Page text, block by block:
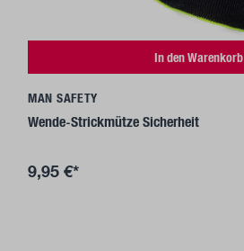
In den Warenkorb
MAN SAFETY
Wende-Strickmütze Sicherheit
9,95 €*